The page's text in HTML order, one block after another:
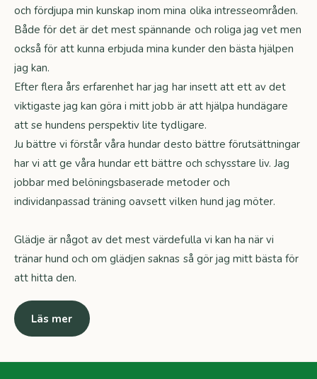
och fördjupa min kunskap inom mina olika intresseområden.
Både för det är det mest spännande och roliga jag vet men
också för att kunna erbjuda mina kunder den bästa hjälpen
jag kan.
Efter flera års erfarenhet har jag har insett att ett av det
viktigaste jag kan göra i mitt jobb är att hjälpa hundägare
att se hundens perspektiv lite tydligare.
Ju bättre vi förstår våra hundar desto bättre förutsättningar
har vi att ge våra hundar ett bättre och schysstare liv. Jag
jobbar med belöningsbaserade metoder och
individanpassad träning oavsett vilken hund jag möter.
Glädje är något av det mest värdefulla vi kan ha när vi
tränar hund och om glädjen saknas så gör jag mitt bästa för
att hitta den.
Läs mer